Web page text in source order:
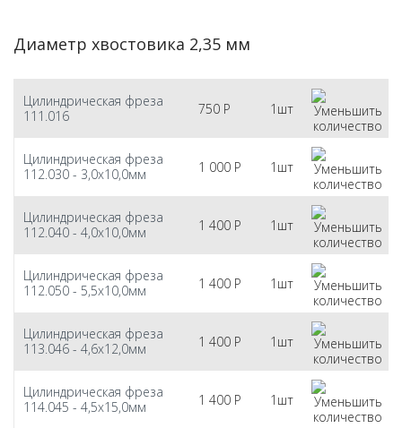
Диаметр хвостовика 2,35 мм
Цилиндрическая фреза
111.016
750 Р 1шт
Цилиндрическая фреза
112.030 - 3,0х10,0мм
1 000 Р 1шт
Цилиндрическая фреза
112.040 - 4,0х10,0мм
1 400 Р 1шт
Цилиндрическая фреза
112.050 - 5,5х10,0мм
1 400 Р 1шт
Цилиндрическая фреза
113.046 - 4,6х12,0мм
1 400 Р 1шт
Цилиндрическая фреза
114.045 - 4,5х15,0мм
1 400 Р 1шт